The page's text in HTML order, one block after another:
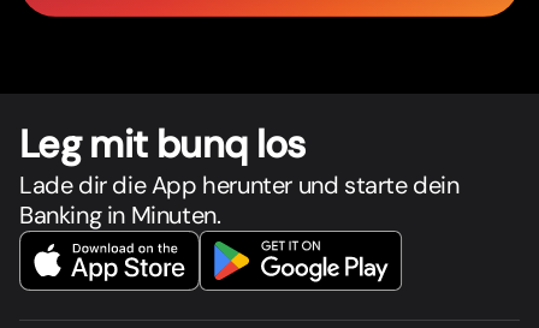
Leg mit bunq los
Lade dir die App herunter und starte dein
Banking in Minuten.